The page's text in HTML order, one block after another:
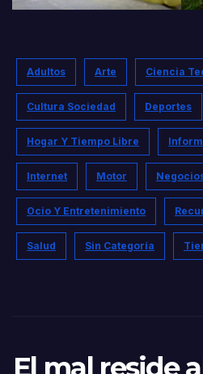
Adultos Arte Ciencia
Cultura Sociedad Deportes
Hogar Y Tiempo Libre
Internet Motor
Ocio Y Entretenimiento
Salud Sin Categoría
El mal reside